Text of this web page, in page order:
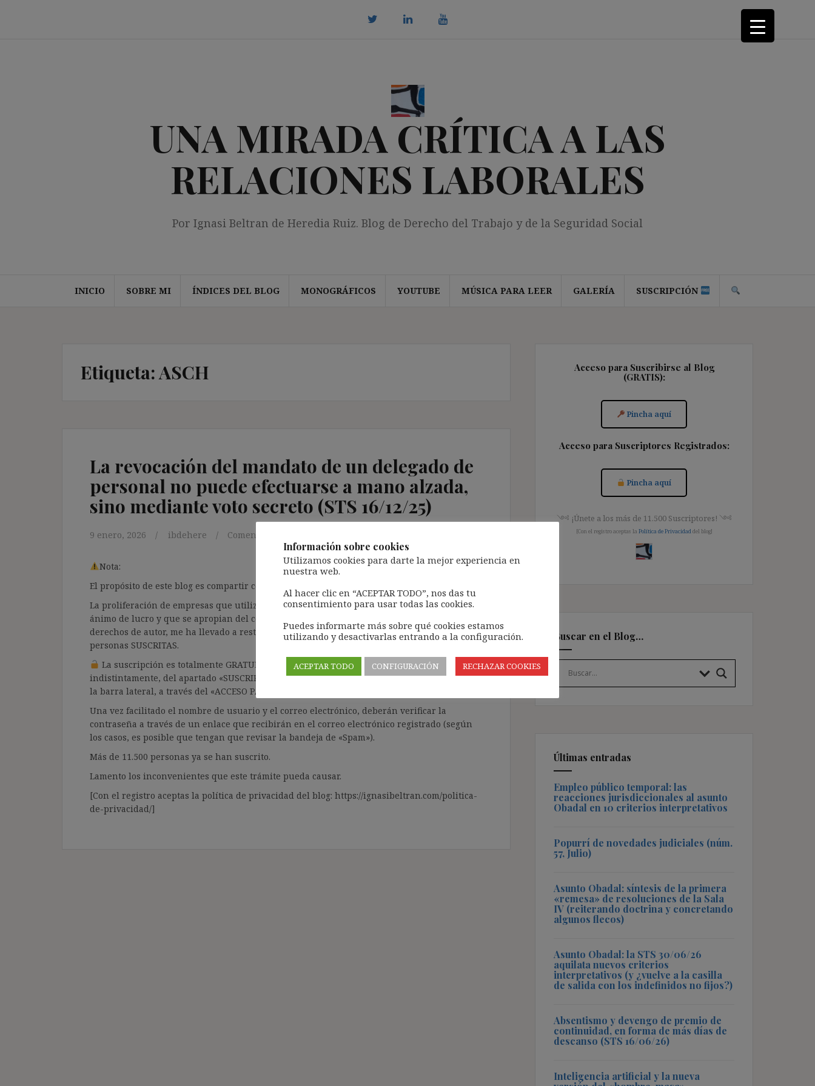
UNA MIRADA CRÍTICA A LAS
RELACIONES LABORALES
Por Ignasi Beltran de Heredia Ruiz. Blog de Derecho del Trabajo y de la Seguridad Social
INICIO SOBRE MI ÍNDICES DEL BLOG MONOGRÁFICOS YOUTUBE MÚSICA PARA LEER GALERÍA SUSCRIPCIÓN
Etiqueta: ASCH
La revocación del mandato de un delegado de
personal no puede efectuarse a mano alzada,
sino mediante voto secreto (STS 16/12/25)
9 enero, 2026 ibdehere Comentarios Jurisprudencia
Nota:
El propósito de este blog es compartir contenido de forma totalmente GRATUITA.
La proliferación de empresas que utilizan la Inteligencia Artificial Generativa (IAG) con
ánimo de lucro y que se apropian del contenido de terceros sin ningún respeto por los
derechos de autor, me ha llevado a restringir el contenido del blog únicamente a las
personas SUSCRITAS.
La suscripción es totalmente GRATUITA y tramitarla solo lleva unos segundos a través,
indistintamente, del apartado «SUSCRIPCIÓN» que aparece en la barra de MENÚ; o bien, en
la barra lateral, a través del «ACCESO PARA SUSCRIBIRSE AL BLOG».
Una vez facilitado el nombre de usuario y el correo electrónico, deberán verificar la
contraseña a través de un enlace que recibirán en el correo electrónico registrado (según
los casos, es posible que tengan que revisar la bandeja de «Spam»).
Más de 11.500 personas ya se han suscrito.
Lamento los inconvenientes que este trámite pueda causar.
[Con el registro aceptas la política de privacidad del blog: https://ignasibeltran.com/politica-
de-privacidad/]
Acceso para Suscribirse al Blog
(GRATIS):
Pincha aquí
Acceso para Suscriptores Registrados:
Pincha aquí
༺ ¡Únete a los más de 11.500 Suscriptores! ༺
[Con el registro aceptas la Política de Privacidad del blog]
Buscar en el Blog…
Últimas entradas
Empleo público temporal: las
reacciones jurisdiccionales al asunto
Obadal en 10 criterios interpretativos
Popurrí de novedades judiciales (núm.
57, Julio)
Asunto Obadal: síntesis de la primera
«remesa» de resoluciones de la Sala
IV (reiterando doctrina y concretando
algunos flecos)
Asunto Obadal: la STS 30/06/26
aquilata nuevos criterios
interpretativos (y ¿vuelve a la casilla
de salida con los indefinidos no fijos?)
Absentismo y devengo de premio de
continuidad, en forma de más días de
descanso (STS 16/06/26)
Inteligencia artificial y la nueva
Información sobre cookies
Utilizamos cookies para darte la mejor experiencia en
nuestra web.
Al hacer clic en “ACEPTAR TODO”, nos das tu
consentimiento para usar todas las cookies.
Puedes informarte más sobre qué cookies estamos
utilizando y desactivarlas entrando a la configuración.
ACEPTAR TODO CONFIGURACIÓN RECHAZAR COOKIES